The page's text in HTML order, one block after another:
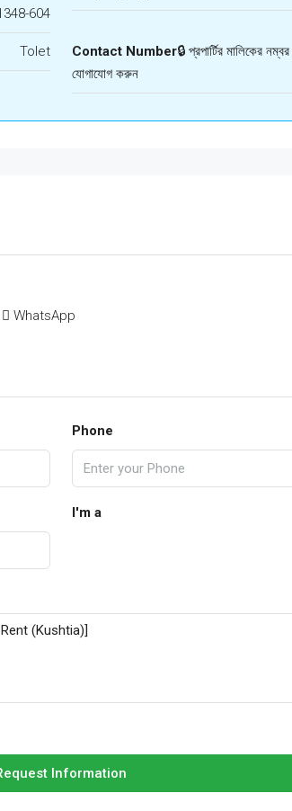
604
Tolet Contact Number🔒 প্রপার্টির মালিকের
যোগাযোগ করুন
WhatsApp
Phone
I'm a
Information